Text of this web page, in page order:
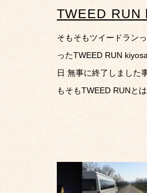
TWEED RUN
そもそもツイードラン
ったTWEED RUN
日 無事に終了しました
もそもTWEED RUNと